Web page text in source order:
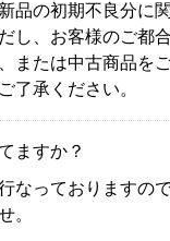
品の初期不良分に
し、お客様のご都
または中古商品を
了承ください。
ますか？
なっておりますの
。